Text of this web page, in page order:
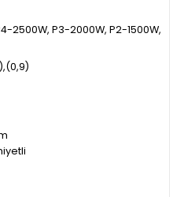
2500W, P3-2000W, P2-1500W,